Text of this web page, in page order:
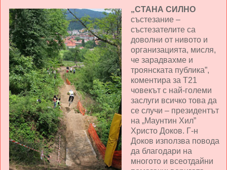
„СТАНА СИЛНО
състезание –
състезателите са
доволни от нивото и
организацията, мисля,
че зарадвахме и
троянската публика”,
коментира за Т21
човекът с най-големи
заслуги всичко това да
се случи – президентът
на „Маунтин Хил”
Христо Доков. Г-н
Доков използва повода
да благодари на
многото и всеотдайни